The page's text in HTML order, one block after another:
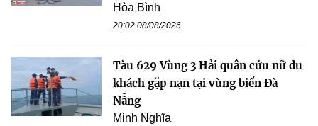
Hòa Bình
20:02 08/08/2026
Tàu 629 Vùng 3 Hải quân cứu nữ du
khách gặp nạn tại vùng biển Đà
Nẵng
Minh Nghĩa